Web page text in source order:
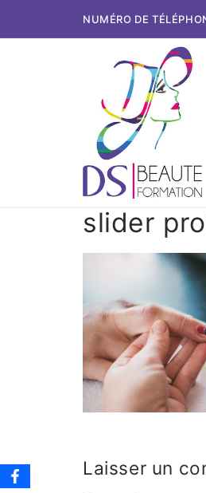
NUMÉRO DE
slider
Laisser un